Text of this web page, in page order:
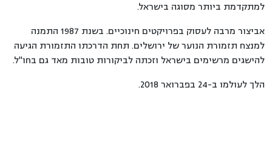
למתקדמת ביותר מסוגה בישראל.
אביצור מרבה לעסוק בפרויקטים חינוכיים. בשנת 1987 התמנה
למנצח תזמורת הנוער של ירושלים. תחת הדרכתו התזמורת הגיעה
להישגים מרשימים בישראל וזכתה לביקורות טובות מאד גם בחו"ל.
הלך לעולמו ב-24 בפברואר 2018.